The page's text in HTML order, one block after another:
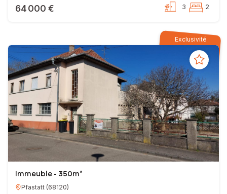
64 000 € 3 2
Exclusivité
Immeuble - 350m²
Pfastatt (68120)